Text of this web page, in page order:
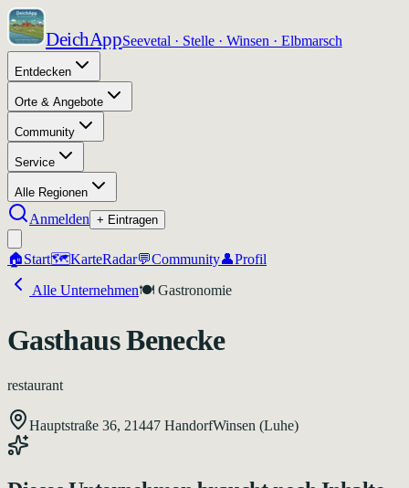
DeichAppSeevetal · Stelle · Winsen · Elbmarsch
Entdecken
Orte & Angebote
Community
Service
Alle Regionen
Anmelden + Eintragen
🏠Start🗺️KarteRadar💬Community👤Profil
Alle Unternehmen🍽️ Gastronomie
Gasthaus Benecke
restaurant
Hauptstraße 36, 21447 HandorfWinsen (Luhe)